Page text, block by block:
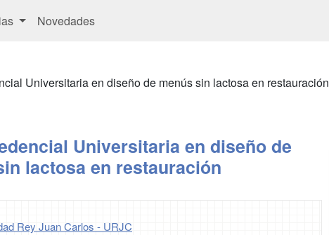
Novedades
Universitaria en diseño de menús sin lactosa en restauración
Universitaria en diseño de
lactosa en restauración
Rey Juan Carlos - URJC